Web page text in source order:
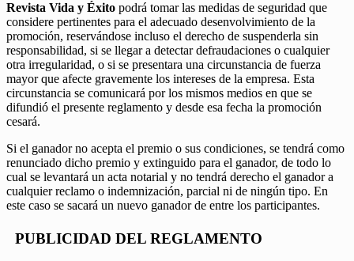
Revista Vida y Éxito podrá tomar las medidas de seguridad que
considere pertinentes para el adecuado desenvolvimiento de la
promoción, reservándose incluso el derecho de suspenderla sin
responsabilidad, si se llegar a detectar defraudaciones o cualquier
otra irregularidad, o si se presentara una circunstancia de fuerza
mayor que afecte gravemente los intereses de la empresa. Esta
circunstancia se comunicará por los mismos medios en que se
difundió el presente reglamento y desde esa fecha la promoción
cesará.
Si el ganador no acepta el premio o sus condiciones, se tendrá como
renunciado dicho premio y extinguido para el ganador, de todo lo
cual se levantará un acta notarial y no tendrá derecho el ganador a
cualquier reclamo o indemnización, parcial ni de ningún tipo. En
este caso se sacará un nuevo ganador de entre los participantes.
PUBLICIDAD DEL REGLAMENTO